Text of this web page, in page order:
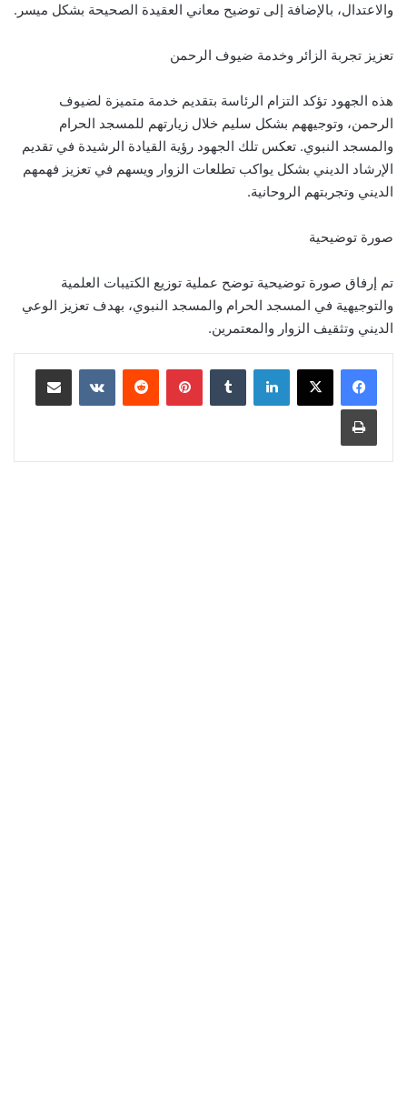
والاعتدال، بالإضافة إلى توضيح معاني العقيدة الصحيحة بشكل ميسر.
تعزيز تجربة الزائر وخدمة ضيوف الرحمن
هذه الجهود تؤكد التزام الرئاسة بتقديم خدمة متميزة لضيوف
الرحمن، وتوجيههم بشكل سليم خلال زيارتهم للمسجد الحرام
والمسجد النبوي. تعكس تلك الجهود رؤية القيادة الرشيدة في تقديم
الإرشاد الديني بشكل يواكب تطلعات الزوار ويسهم في تعزيز فهمهم
الديني وتجربتهم الروحانية.
صورة توضيحية
تم إرفاق صورة توضيحية توضح عملية توزيع الكتيبات العلمية
والتوجيهية في المسجد الحرام والمسجد النبوي، بهدف تعزيز الوعي
الديني وتثقيف الزوار والمعتمرين.
لينكدإن بينتيريست